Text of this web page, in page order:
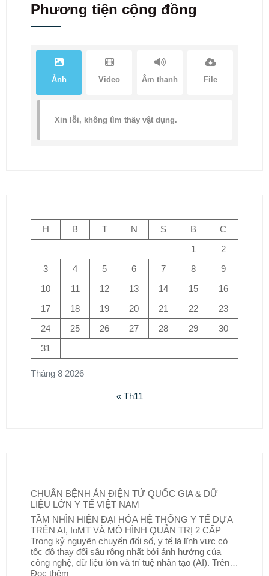
Phương tiện cộng đồng
Ảnh Video Âm thanh File
Xin lỗi, không tìm thấy vật dụng.
Tháng 8 2026
H B T N S B
C
1
2
3
4 5 6 7 8
9
10
11 12 13 14 15
16
17
18 19 20 21 22
23
24
25 26 27 28 29
30
31
« Th11
CHUẨN BỆNH ÁN ĐIỆN TỬ QUỐC GIA & DỮ
LIỆU LỚN Y TẾ VIỆT NAM
TẦM NHÌN HIỆN ĐẠI HÓA HỆ THỐNG Y TẾ DỰA
TRÊN AI, IoMT VÀ MÔ HÌNH QUẢN TRỊ 2 CẤP
Trong kỷ nguyên chuyển đổi số, y tế là lĩnh vực có
tốc độ thay đổi sâu rộng nhất bởi ảnh hưởng của
công nghệ, dữ liệu lớn và trí tuệ nhân tạo (AI). Trên…
Đọc thêm